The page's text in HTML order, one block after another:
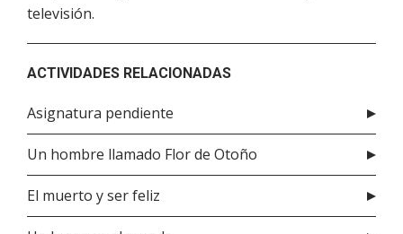
televisión.
ACTIVIDADES RELACIONADAS
Asignatura pendiente
Un hombre llamado Flor de Otoño
El muerto y ser feliz